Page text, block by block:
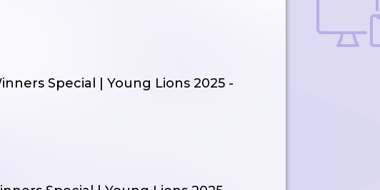
Special | Young Lions 2025 -